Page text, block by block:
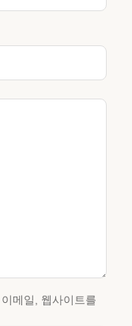
메일, 웹사이트를